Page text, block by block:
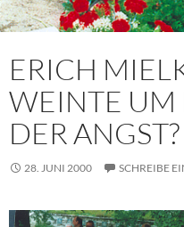
ERICH
WEINTE UM
DER ANGST?
28. JUNI 2000 SCHREIBE